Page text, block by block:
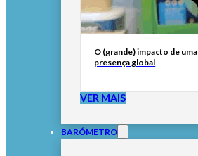
O (grande) impacto de uma
presença global
VER MAIS
BARÓMETRO